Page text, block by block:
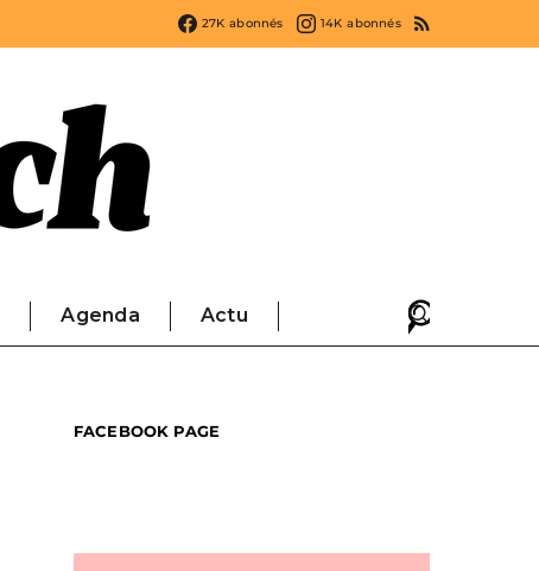
27K abonnés 14K abonnés
Agenda Actu
FACEBOOK PAGE